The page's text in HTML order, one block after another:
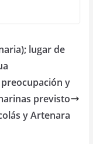
lugar de
y
previsto
y Artenara